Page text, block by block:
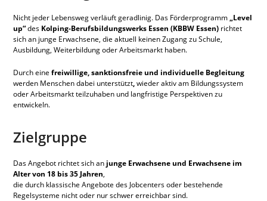
Nicht jeder Lebensweg verläuft geradlinig. Das Förderprogramm„Level
up“des Kolping-Berufsbildungswerks Essen (KBBW Essen) richtet
sich an junge Erwachsene, die aktuell keinen Zugang zu Schule,
Ausbildung, Weiterbildung oder Arbeitsmarkt haben.
Durch einefreiwillige, sanktionsfreie und individuelle Begleitung
werden Menschen dabei unterstützt,wieder aktiv am Bildungssystem
oder Arbeitsmarkt teilzuhaben und langfristige Perspektiven zu
entwickeln.
Zielgruppe
Das Angebot richtet sich an junge Erwachsene und Erwachsene im
Alter von 18 bis 35 Jahren,
die durch klassische Angebote des Jobcenters oder bestehende
Regelsysteme nicht oder nur schwer erreichbar sind.